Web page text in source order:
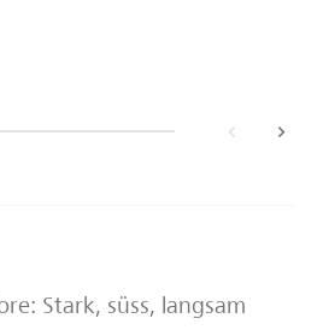
next
Stark, süss, langsam